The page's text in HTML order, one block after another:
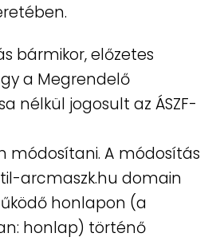
bármikor, előzetes
a Megrendelő
nélkül jogosult az ÁSZF-
módosítani. A módosítás
arcmaszk.hu domain
honlapon (a
honlap) történő